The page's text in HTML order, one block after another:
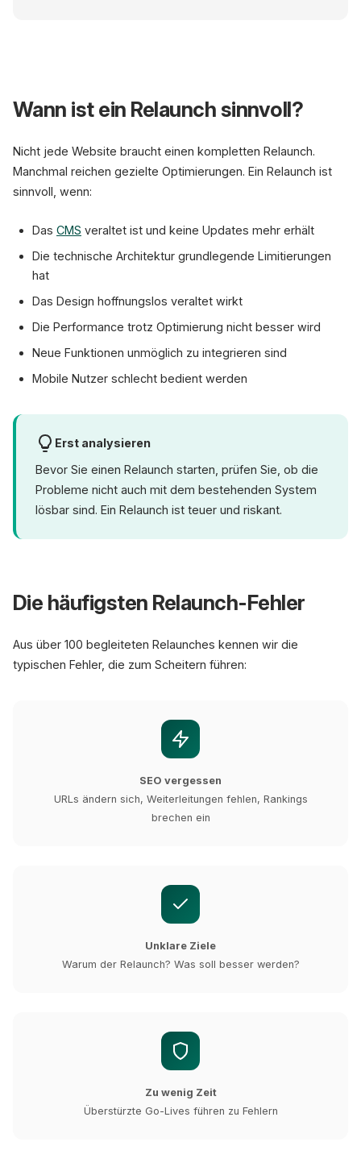
Analyse
Woche 1-2
Konzept
Wann ist ein Relaunch sinnvoll?
Nicht jede Website braucht einen kompletten Relaunch.
Manchmal reichen gezielte Optimierungen. Ein Relaunch ist
sinnvoll, wenn:
Das CMS veraltet ist und keine Updates mehr erhält
Die technische Architektur grundlegende Limitierungen
hat
Das Design hoffnungslos veraltet wirkt
Die Performance trotz Optimierung nicht besser wird
Neue Funktionen unmöglich zu integrieren sind
Mobile Nutzer schlecht bedient werden
Erst analysieren
Bevor Sie einen Relaunch starten, prüfen Sie, ob die
Probleme nicht auch mit dem bestehenden System
lösbar sind. Ein Relaunch ist teuer und riskant.
Die häufigsten Relaunch-Fehler
Aus über 100 begleiteten Relaunches kennen wir die
typischen Fehler, die zum Scheitern führen:
SEO vergessen
URLs ändern sich, Weiterleitungen fehlen, Rankings
brechen ein
Unklare Ziele
Warum der Relaunch? Was soll besser werden?
Zu wenig Zeit
Überstürzte Go-Lives führen zu Fehlern